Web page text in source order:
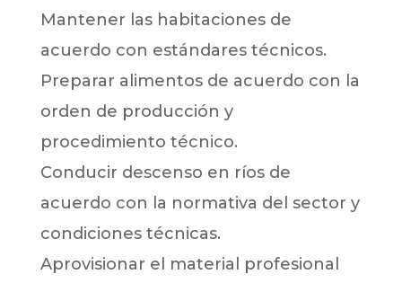
Mantener las habitaciones de
acuerdo con estándares técnicos.
Preparar alimentos de acuerdo con la
orden de producción y
procedimiento técnico.
Conducir descenso en ríos de
acuerdo con la normativa del sector y
condiciones técnicas.
Aprovisionar el material profesional